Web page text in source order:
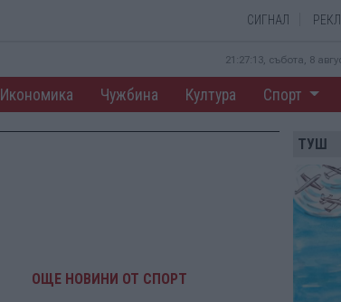
СИГНАЛ
21:27:14, събота, 8
Икономика Чужбина Култура Спорт
ОЩЕ НОВИНИ ОТ СПОРТ
ТУШ